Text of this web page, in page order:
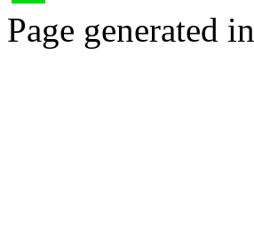
Page generated in